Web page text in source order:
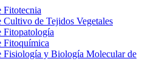
Fitotecnia
Cultivo de Tejidos Vegetales
Fitopatología
Fitoquímica
Fisiología y Biología Molecular de